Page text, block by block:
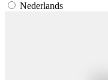
Nederlands